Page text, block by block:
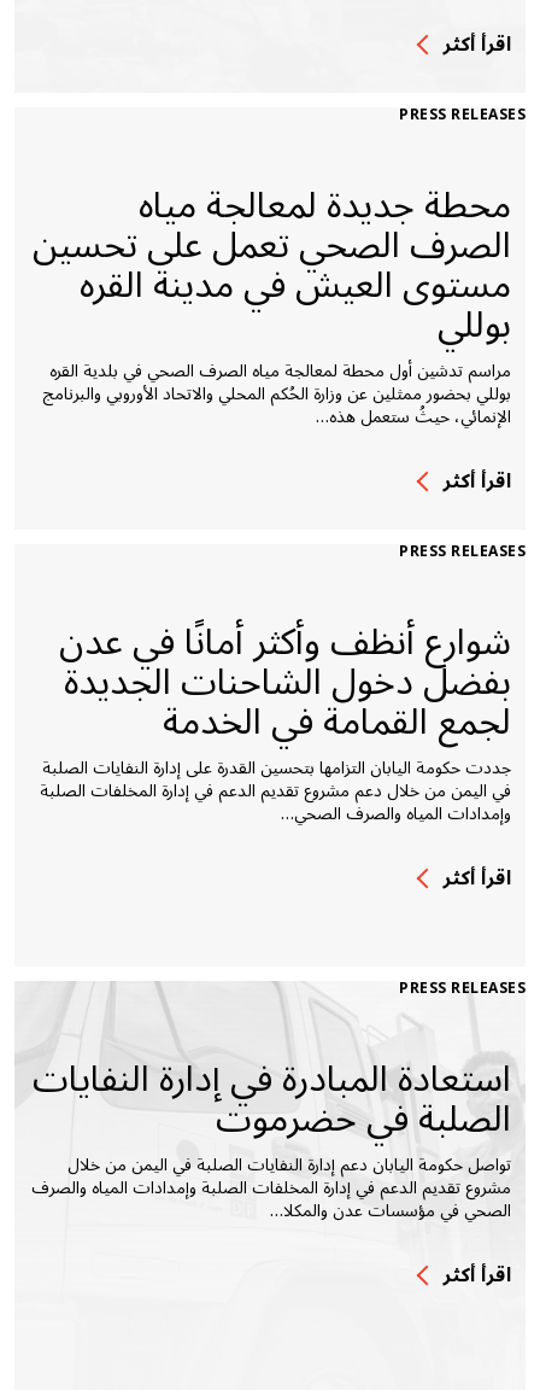
اقرأ أكثر
PRESS RELEASES
محطة جديدة لمعالجة مياه
الصرف الصحي تعمل على تحسين
مستوى العيش في مدينة القره
بوللي
مراسم تدشين أول محطة لمعالجة مياه الصرف الصحي في بلدية القره
بوللي بحضور ممثلين عن وزارة الحُكم المحلي والاتحاد الأوروبي والبرنامج
الإنمائي، حيثُ ستعمل هذه…
اقرأ أكثر
PRESS RELEASES
شوارع أنظف وأكثر أمانًا في عدن
بفضل دخول الشاحنات الجديدة
لجمع القمامة في الخدمة
جددت حكومة اليابان التزامها بتحسين القدرة على إدارة النفايات الصلبة
في اليمن من خلال دعم مشروع تقديم الدعم في إدارة المخلفات الصلبة
وإمدادات المياه والصرف الصحي…
اقرأ أكثر
PRESS RELEASES
استعادة المبادرة في إدارة النفايات
الصلبة في حضرموت
تواصل حكومة اليابان دعم إدارة النفايات الصلبة في اليمن من خلال
مشروع تقديم الدعم في إدارة المخلفات الصلبة وإمدادات المياه والصرف
الصحي في مؤسسات عدن والمكلا…
اقرأ أكثر